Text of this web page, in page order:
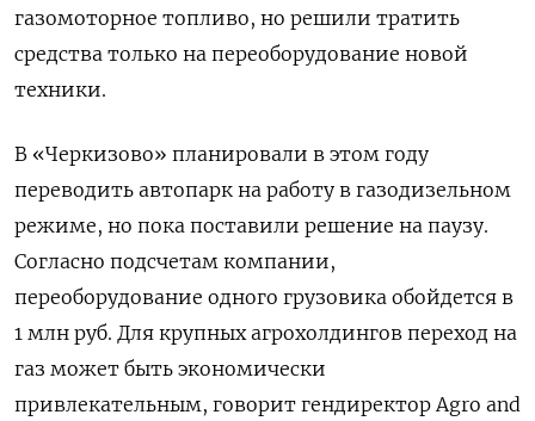
газомоторное топливо, но решили тратить
средства только на переоборудование новой
техники.
В «Черкизово» планировали в этом году
переводить автопарк на работу в газодизельном
режиме, но пока поставили решение на паузу.
Согласно подсчетам компании,
переоборудование одного грузовика обойдется в
1 млн руб. Для крупных агрохолдингов переход на
газ может быть экономически
привлекательным, говорит гендиректор Agro and